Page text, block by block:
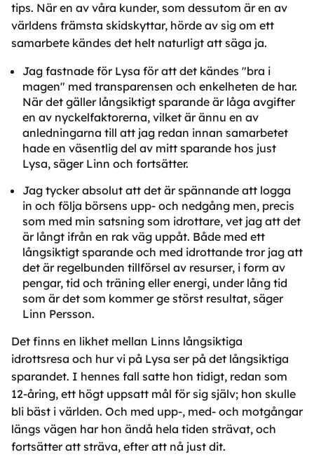
tips. När en av våra kunder, som dessutom är en av
världens främsta skidskyttar, hörde av sig om ett
samarbete kändes det helt naturligt att säga ja.
Jag fastnade för Lysa för att det kändes "bra i
magen" med transparensen och enkelheten de har.
När det gäller långsiktigt sparande är låga avgifter
en av nyckelfaktorerna, vilket är ännu en av
anledningarna till att jag redan innan samarbetet
hade en väsentlig del av mitt sparande hos just
Lysa, säger Linn och fortsätter.
Jag tycker absolut att det är spännande att logga
in och följa börsens upp- och nedgång men, precis
som med min satsning som idrottare, vet jag att det
är långt ifrån en rak väg uppåt. Både med ett
långsiktigt sparande och med idrottande tror jag att
det är regelbunden tillförsel av resurser, i form av
pengar, tid och träning eller energi, under lång tid
som är det som kommer ge störst resultat, säger
Linn Persson.
Det finns en likhet mellan Linns långsiktiga
idrottsresa och hur vi på Lysa ser på det långsiktiga
sparandet. I hennes fall satte hon tidigt, redan som
12-åring, ett högt uppsatt mål för sig själv; hon skulle
bli bäst i världen. Och med upp-, med- och motgångar
längs vägen har hon ändå hela tiden strävat, och
fortsätter att sträva, efter att nå just dit.